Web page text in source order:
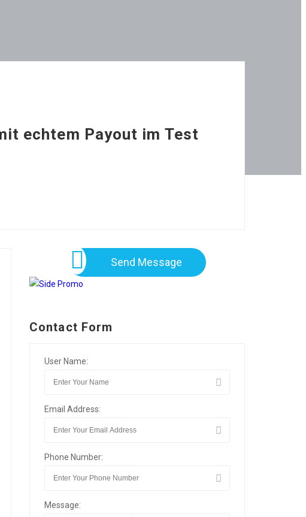
echtem Payout im Test
Send Message
Contact Form
User Name:
Email Address:
Phone Number:
Message: